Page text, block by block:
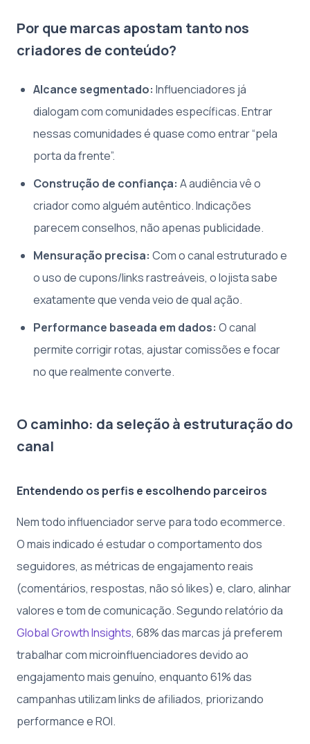
Por que marcas apostam tanto nos
criadores de conteúdo?
Alcance segmentado: Influenciadores já
dialogam com comunidades específicas. Entrar
nessas comunidades é quase como entrar “pela
porta da frente”.
Construção de confiança: A audiência vê o
criador como alguém autêntico. Indicações
parecem conselhos, não apenas publicidade.
Mensuração precisa: Com o canal estruturado e
o uso de cupons/links rastreáveis, o lojista sabe
exatamente que venda veio de qual ação.
Performance baseada em dados: O canal
permite corrigir rotas, ajustar comissões e focar
no que realmente converte.
O caminho: da seleção à estruturação do
canal
Entendendo os perfis e escolhendo parceiros
Nem todo influenciador serve para todo ecommerce.
O mais indicado é estudar o comportamento dos
seguidores, as métricas de engajamento reais
(comentários, respostas, não só likes) e, claro, alinhar
valores e tom de comunicação. Segundo relatório da
Global Growth Insights, 68% das marcas já preferem
trabalhar com microinfluenciadores devido ao
engajamento mais genuíno, enquanto 61% das
campanhas utilizam links de afiliados, priorizando
performance e ROI.